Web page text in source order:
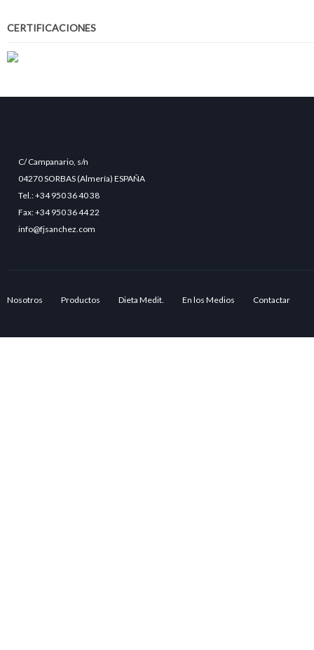
CERTIFICACIONES
C/ Campanario, s/n
04270 SORBAS (Almería) ESPAÑA
Tel.: +34 950 36 40 38
Fax: +34 950 36 44 22
info@fjsanchez.com
Nosotros Productos Dieta Medit. En los Medios Contactar